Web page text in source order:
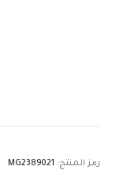
رمز المنتج: MG2389021